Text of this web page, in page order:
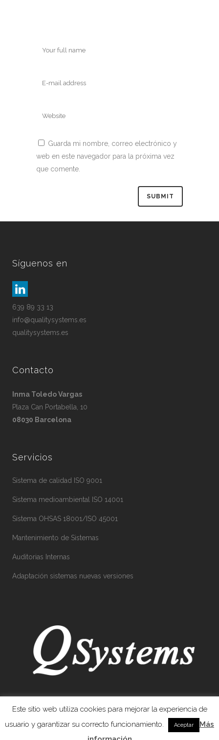
Guarda mi nombre, correo electrónico y
web en este navegador para la próxima vez
que comente.
Síguenos en
639 89 33 13
info@qualitysystems.es
qualitysystems.es
Contacto
Inma Toledo Vargas
Plaza Can Portabella, 10
08030 Barcelona
Servicios
Sistema de calidad ISO 9001
Sistema medioambiental ISO 14001
Sistema OHSAS 18001/ISO 45001
Mantenimiento de Sistemas
Auditorias Internas
Adaptación sistemas nuevas versiones
Este sitio web utiliza cookies para mejorar la experiencia de
usuario y garantizar su correcto funcionamiento.
Aceptar
Más